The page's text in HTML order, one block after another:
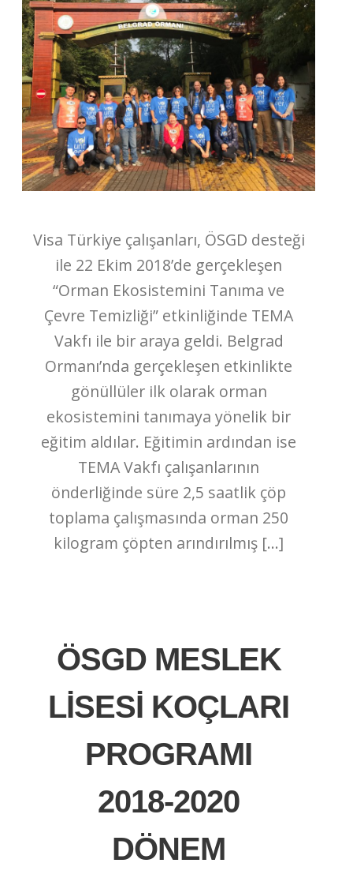
Visa Türkiye çalışanları, ÖSGD desteği
ile 22 Ekim 2018’de gerçekleşen
“Orman Ekosistemini Tanıma ve
Çevre Temizliği” etkinliğinde TEMA
Vakfı ile bir araya geldi. Belgrad
Ormanı’nda gerçekleşen etkinlikte
gönüllüler ilk olarak orman
ekosistemini tanımaya yönelik bir
eğitim aldılar. Eğitimin ardından ise
TEMA Vakfı çalışanlarının
önderliğinde süre 2,5 saatlik çöp
toplama çalışmasında orman 250
kilogram çöpten arındırılmış […]
ÖSGD MESLEK
LİSESİ KOÇLARI
PROGRAMI
2018-2020
DÖNEM